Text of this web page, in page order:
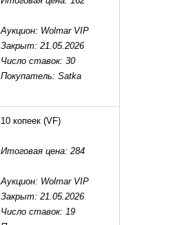
Аукцион: Wolmar VIP
Закрыт: 21.05.2026
Число ставок: 30
Покупатель: Satka
10 копеек (VF)
Итоговая цена: 284
Аукцион: Wolmar VIP
Закрыт: 21.05.2026
Число ставок: 19